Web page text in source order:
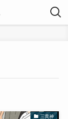
三貴神